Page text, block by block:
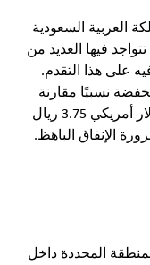
العربية السعودية
فيها العديد من
على هذا التقدم.
نسبيًا مقارنة
بالدول النامية الأخرى، حيث يعادل 1 دولار أمريكي 3.75 ريال
الإنفاق الباهظ.
المحددة داخل